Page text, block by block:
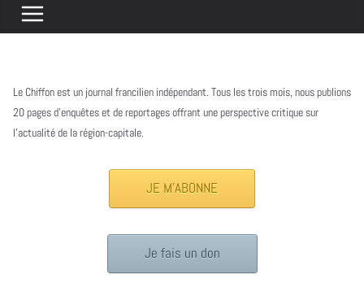
Le Chiffon est un journal francilien indépendant. Tous les trois mois, nous publions
20 pages d’enquêtes et de reportages offrant une perspective critique sur
l’actualité de la région-capitale.
JE M'ABONNE
Je fais un don